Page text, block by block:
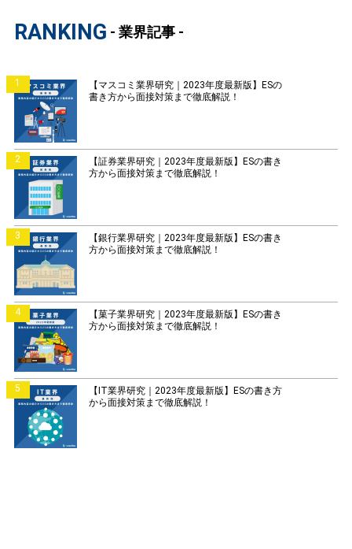
RANKING - 業界記事 -
1
【マスコミ業界研究｜2023年度最新版】ESの
書き方から面接対策まで徹底解説！
2
【証券業界研究｜2023年度最新版】ESの書き
方から面接対策まで徹底解説！
3
【銀行業界研究｜2023年度最新版】ESの書き
方から面接対策まで徹底解説！
4
【菓子業界研究｜2023年度最新版】ESの書き
方から面接対策まで徹底解説！
5
【IT業界研究｜2023年度最新版】ESの書き方
から面接対策まで徹底解説！